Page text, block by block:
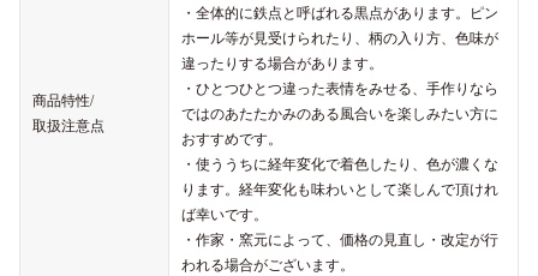
商品特性/
取扱注意点
・全体的に鉄点と呼ばれる黒点があります。ピン
ホール等が見受けられたり、柄の入り方、色味が
違ったりする場合があります。
・ひとつひとつ違った表情をみせる、手作りなら
ではのあたたかみのある風合いを楽しみたい方に
おすすめです。
・使ううちに経年変化で着色したり、色が濃くな
ります。経年変化も味わいとして楽しんで頂けれ
ば幸いです。
・作家・窯元によって、価格の見直し・改定が行
われる場合がございます。